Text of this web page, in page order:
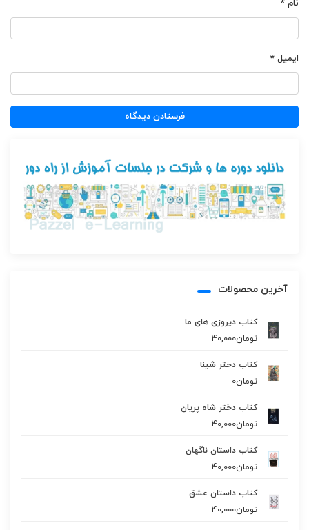
نام *
ایمیل *
آخرین محصولات
کتاب دیروزی های ما
تومان40,000
کتاب دختر شینا
تومان0
کتاب دختر شاه پریان
تومان40,000
کتاب داستان ناگهان
تومان40,000
کتاب داستان عشق
تومان40,000